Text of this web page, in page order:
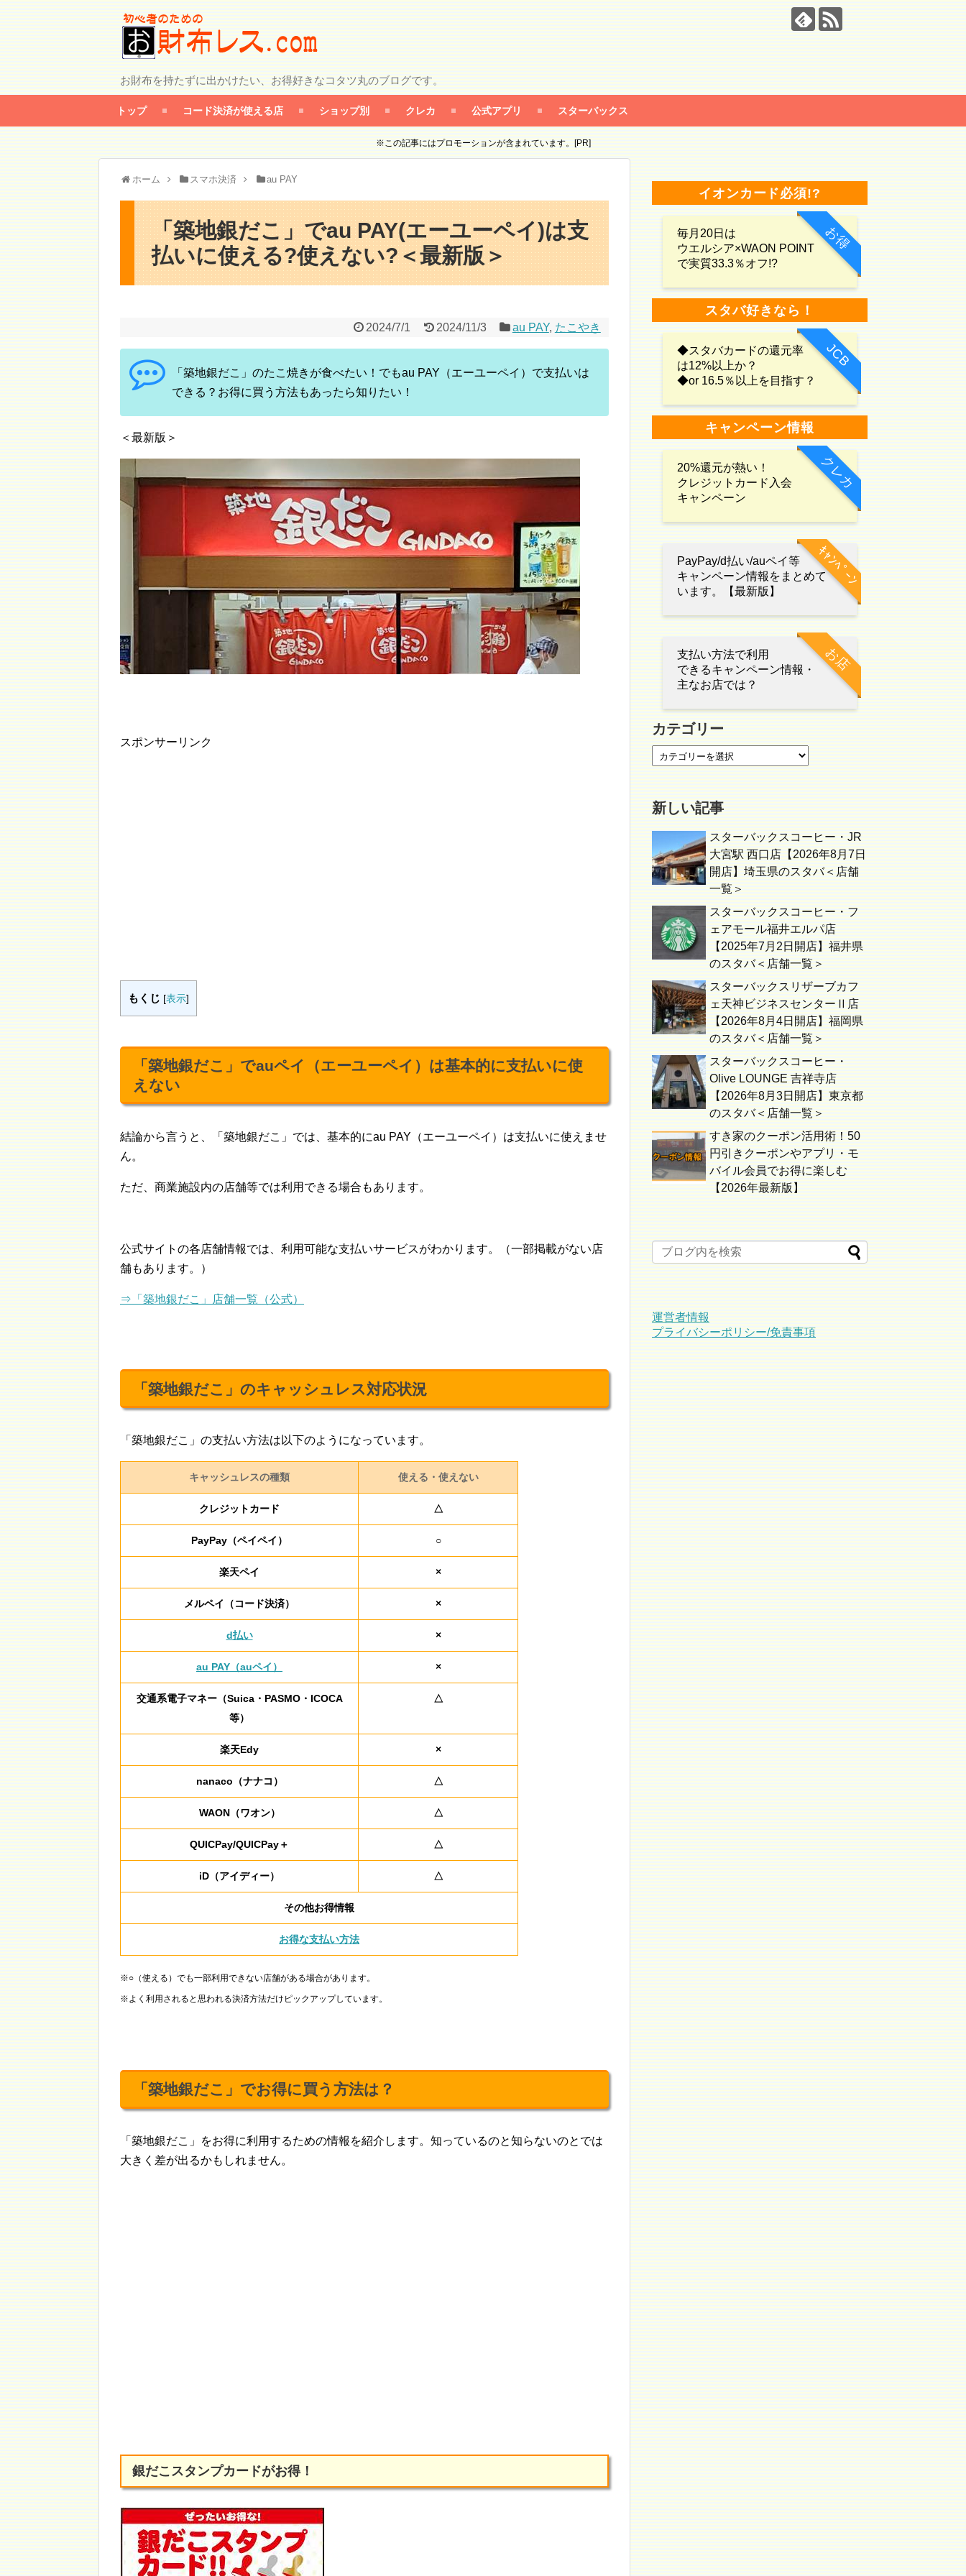
お財布を持たずに出かけたい、お得好きなコタツ丸のブログです。
トップ コード決済が使える店 ショップ別 クレカ 公式アプリ スターバックス
※この記事にはプロモーションが含まれています。[PR]
ホーム スマホ決済 au PAY
「築地銀だこ」でau PAY(エーユーペイ)は支
払いに使える?使えない?＜最新版＞
2024/7/1 2024/11/3 au PAY, たこやき
「築地銀だこ」のたこ焼きが食べたい！でもau PAY（エーユーペイ）で支払いは
できる？お得に買う方法もあったら知りたい！
＜最新版＞
スポンサーリンク
もくじ [表示]
「築地銀だこ」でauペイ（エーユーペイ）は基本的に支払いに使
えない
結論から言うと、「築地銀だこ」では、基本的にau PAY（エーユーペイ）は支払いに使えませ
ん。
ただ、商業施設内の店舗等では利用できる場合もあります。
公式サイトの各店舗情報では、利用可能な支払いサービスがわかります。（一部掲載がない店
舗もあります。）
⇒「築地銀だこ」店舗一覧（公式）
「築地銀だこ」のキャッシュレス対応状況
「築地銀だこ」の支払い方法は以下のようになっています。
キャッシュレスの種類 使える・使えない
クレジットカード △
PayPay（ペイペイ） ○
楽天ペイ ×
メルペイ（コード決済） ×
d払い ×
au PAY（auペイ） ×
交通系電子マネー（Suica・PASMO・ICOCA
等）
△
楽天Edy ×
nanaco（ナナコ） △
WAON（ワオン） △
QUICPay/QUICPay＋ △
iD（アイディー） △
その他お得情報
お得な支払い方法
※○（使える）でも一部利用できない店舗がある場合があります。
※よく利用されると思われる決済方法だけピックアップしています。
「築地銀だこ」でお得に買う方法は？
「築地銀だこ」をお得に利用するための情報を紹介します。知っているのと知らないのとでは
大きく差が出るかもしれません。
銀だこスタンプカードがお得！
イオンカード必須!?
お得
毎月20日は
ウエルシア×WAON POINT
で実質33.3％オフ!?
スタバ好きなら！
JCB
◆スタバカードの還元率
は12%以上か？
◆or 16.5％以上を目指す？
キャンペーン情報
クレカ
20%還元が熱い！
クレジットカード入会
キャンペーン
ｷｬﾝﾍﾟｰﾝ
PayPay/d払い/auペイ等
キャンペーン情報をまとめて
います。【最新版】
お店
支払い方法で利用
できるキャンペーン情報・
主なお店では？
カテゴリー
新しい記事
スターバックスコーヒー・JR
大宮駅 西口店【2026年8月7日
開店】埼玉県のスタバ＜店舗
一覧＞
スターバックスコーヒー・フ
ェアモール福井エルパ店
【2025年7月2日開店】福井県
のスタバ＜店舗一覧＞
スターバックスリザーブカフ
ェ天神ビジネスセンターⅡ店
【2026年8月4日開店】福岡県
のスタバ＜店舗一覧＞
スターバックスコーヒー・
Olive LOUNGE 吉祥寺店
【2026年8月3日開店】東京都
のスタバ＜店舗一覧＞
すき家のクーポン活用術！50
円引きクーポンやアプリ・モ
バイル会員でお得に楽しむ
【2026年最新版】
運営者情報
プライバシーポリシー/免責事項